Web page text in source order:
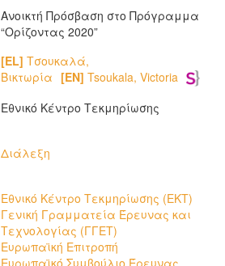
Ανοικτή Πρόσβαση στο Πρόγραμμα
“Oρίζοντας 2020”
[EL] Τσουκαλά,
Βικτωρία [EN] Tsoukala, Victoria
Εθνικό Κέντρο Τεκμηρίωσης
Διάλεξη
Εθνικό Κέντρο Τεκμηρίωσης (ΕΚΤ)
Γενική Γραμματεία Έρευνας και
Τεχνολογίας (ΓΓΕΤ)
Ευρωπαϊκή Επιτροπή
Ευρωπαϊκό Συμβούλιο Έρευνας